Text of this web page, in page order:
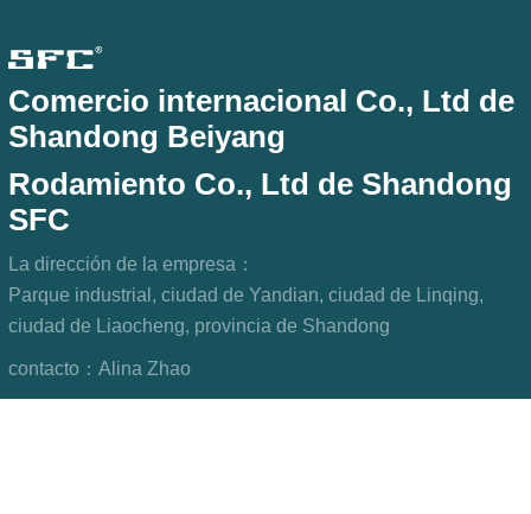
Comercio internacional Co., Ltd de
Shandong Beiyang
Rodamiento Co., Ltd de Shandong
SFC
La dirección de la empresa：
Parque industrial, ciudad de Yandian, ciudad de Linqing,
ciudad de Liaocheng, provincia de Shandong
contacto： Alina Zhao